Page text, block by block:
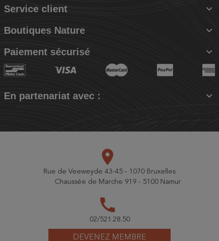
Service client 
Boutiques Nature 
Paiement sécurisé 
En partenariat avec : 
DEVENEZ MEMBRE
place
Rue de Veeweyde 43-45 - 1070 Bruxelles
Chaussée de Marche 919 - 5100 Namur
call
02/521.28.50